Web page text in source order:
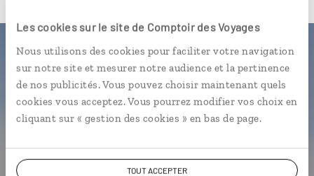
Les cookies sur le site de Comptoir des Voyages
Nous utilisons des cookies pour faciliter votre navigation
sur notre site et mesurer notre audience et la pertinence
de nos publicités. Vous pouvez choisir maintenant quels
cookies vous acceptez. Vous pourrez modifier vos choix en
cliquant sur « gestion des cookies » en bas de page.
TOUT ACCEPTER
Une envie de voyage
particulière ?